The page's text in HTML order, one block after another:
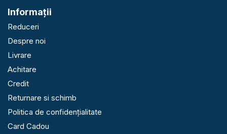
Informaţii
Reduceri
Despre noi
Livrare
Achitare
Credit
Returnare si schimb
Politica de confidențialitate
Card Cadou